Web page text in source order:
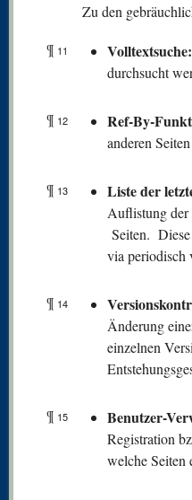
Zu den
¶ 11 Volltextsuche:
durchsucht
¶ 12 Ref-By-
anderen
¶ 13 Liste der
Auflistung
Seiten.
via periodisch
¶ 14 V
Änderung
einzelnen
¶ 15 Benutzer-
Registration
welche Seiten